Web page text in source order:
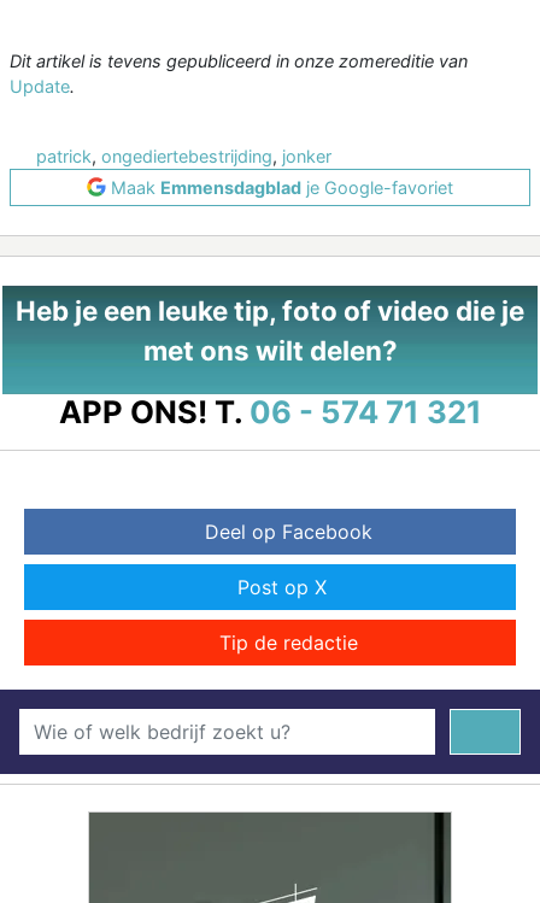
Dit artikel is tevens gepubliceerd in onze zomereditie van
Update.
patrick, ongediertebestrijding, jonker
Maak Emmensdagblad je Google-favoriet
Heb je een leuke tip, foto of video die je
met ons wilt delen?
APP ONS! T. 06 - 574 71 321
Deel op Facebook
Post op X
Tip de redactie